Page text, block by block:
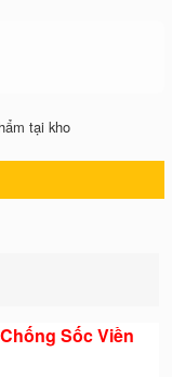
tại kho
Sốc Viền